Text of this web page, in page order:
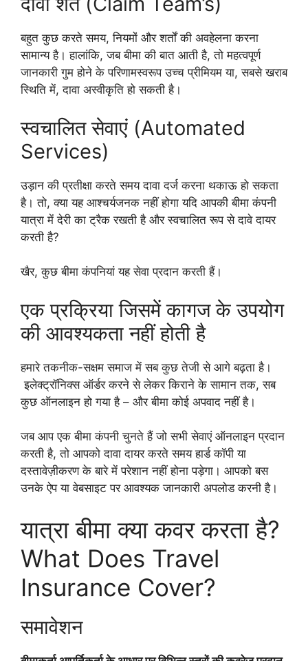
बहुत कुछ करते समय, नियमों और शर्तों की अवहेलना करना
सामान्य है। हालांकि, जब बीमा की बात आती है, तो महत्वपूर्ण
जानकारी गुम होने के परिणामस्वरूप उच्च प्रीमियम या, सबसे खराब
स्थिति में, दावा अस्वीकृति हो सकती है।
स्वचालित सेवाएं (Automated
Services)
उड़ान की प्रतीक्षा करते समय दावा दर्ज करना थकाऊ हो सकता
है। तो, क्या यह आश्चर्यजनक नहीं होगा यदि आपकी बीमा कंपनी
यात्रा में देरी का ट्रैक रखती है और स्वचालित रूप से दावे दायर
करती है?
खैर, कुछ बीमा कंपनियां यह सेवा प्रदान करती हैं।
एक प्रक्रिया जिसमें कागज के उपयोग
की आवश्यकता नहीं होती है
हमारे तकनीक-सक्षम समाज में सब कुछ तेजी से आगे बढ़ता है।
इलेक्ट्रॉनिक्स ऑर्डर करने से लेकर किराने के सामान तक, सब
कुछ ऑनलाइन हो गया है – और बीमा कोई अपवाद नहीं है।
जब आप एक बीमा कंपनी चुनते हैं जो सभी सेवाएं ऑनलाइन प्रदान
करती है, तो आपको दावा दायर करते समय हार्ड कॉपी या
दस्तावेज़ीकरण के बारे में परेशान नहीं होना पड़ेगा। आपको बस
उनके ऐप या वेबसाइट पर आवश्यक जानकारी अपलोड करनी है।
यात्रा बीमा क्या कवर करता है?
What Does Travel
Insurance Cover?
समावेशन